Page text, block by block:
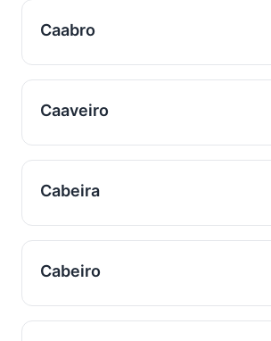
Caabro
Caaveiro
Cabeira
Cabeiro